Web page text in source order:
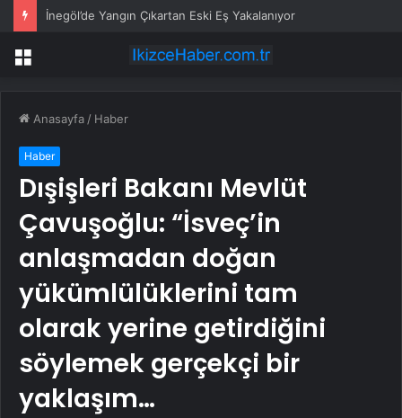
İnegöl’de Yangın Çıkartan Eski Eş Yakalanıyor
Menü
Anasayfa / Haber
Haber
Dışişleri Bakanı Mevlüt
Çavuşoğlu: “İsveç’in
anlaşmadan doğan
yükümlülüklerini tam
olarak yerine getirdiğini
söylemek gerçekçi bir
yaklaşım…